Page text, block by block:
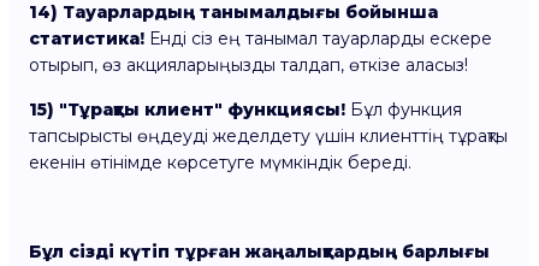
14) Тауарлардың танымалдығы бойынша
статистика! Енді сіз ең танымал тауарларды ескере
отырып, өз акцияларыңызды талдап, өткізе аласыз!
15) "Тұрақты клиент" функциясы! Бұл функция
тапсырысты өңдеуді жеделдету үшін клиенттің тұрақты
екенін өтінімде көрсетуге мүмкіндік береді.
Бұл сізді күтіп тұрған жаңалықтардың барлығы